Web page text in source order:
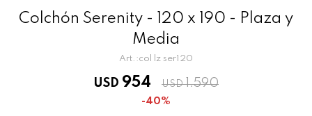
Colchón Serenity - 120 x 190 - Plaza y
Media
col lz ser120
USD 954 USD 1.590
40